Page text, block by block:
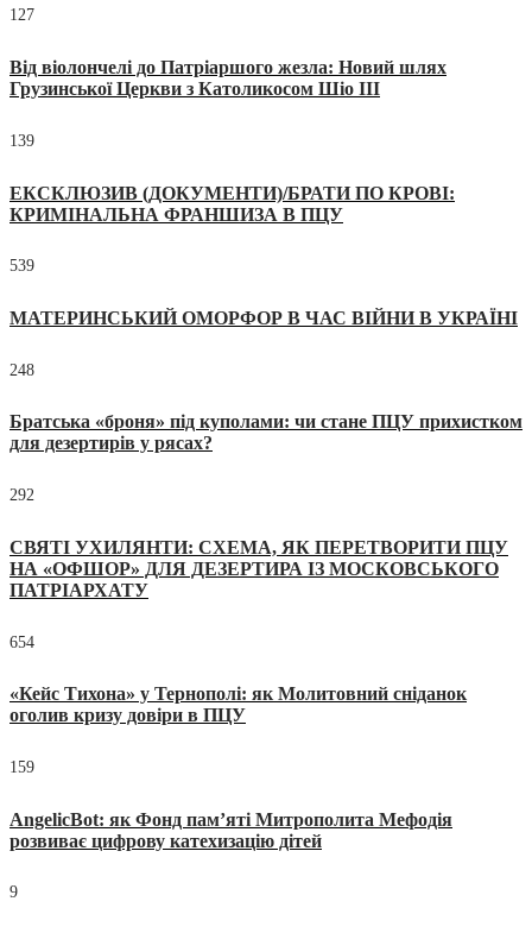
127
Від віолончелі до Патріаршого жезла: Новий шлях
Грузинської Церкви з Католикосом Шіо III
139
ЕКСКЛЮЗИВ (ДОКУМЕНТИ)/БРАТИ ПО КРОВІ:
КРИМІНАЛЬНА ФРАНШИЗА В ПЦУ
539
МАТЕРИНСЬКИЙ ОМОРФОР В ЧАС ВІЙНИ В УКРАЇНІ
248
Братська «броня» під куполами: чи стане ПЦУ прихистком
для дезертирів у рясах?
292
СВЯТІ УХИЛЯНТИ: СХЕМА, ЯК ПЕРЕТВОРИТИ ПЦУ
НА «ОФШОР» ДЛЯ ДЕЗЕРТИРА ІЗ МОСКОВСЬКОГО
ПАТРІАРХАТУ
654
«Кейс Тихона» у Тернополі: як Молитовний сніданок
оголив кризу довіри в ПЦУ
159
AngelicBot: як Фонд пам’яті Митрополита Мефодія
розвиває цифрову катехизацію дітей
9